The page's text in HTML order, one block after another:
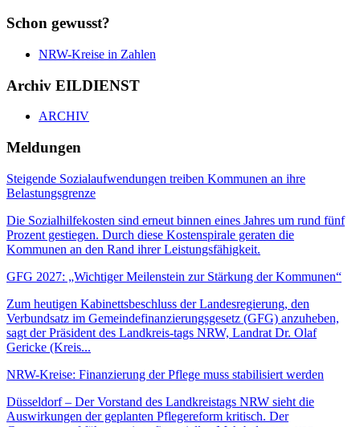
Schon gewusst?
NRW-Kreise in Zahlen
Archiv EILDIENST
ARCHIV
Meldungen
Steigende Sozialaufwendungen treiben Kommunen an ihre
Belastungsgrenze
Die Sozialhilfekosten sind erneut binnen eines Jahres um rund fünf
Prozent gestiegen. Durch diese Kostenspirale geraten die
Kommunen an den Rand ihrer Leistungsfähigkeit.
GFG 2027: „Wichtiger Meilenstein zur Stärkung der Kommunen“
Zum heutigen Kabinettsbeschluss der Landesregierung, den
Verbundsatz im Gemeindefinanzierungsgesetz (GFG) anzuheben,
sagt der Präsident des Landkreis-tags NRW, Landrat Dr. Olaf
Gericke (Kreis...
NRW-Kreise: Finanzierung der Pflege muss stabilisiert werden
Düsseldorf – Der Vorstand des Landkreistags NRW sieht die
Auswirkungen der geplanten Pflegereform kritisch. Der